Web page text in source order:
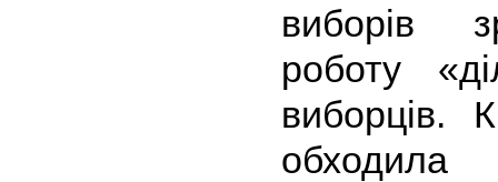
виборів
роботу
виборців.
обходила